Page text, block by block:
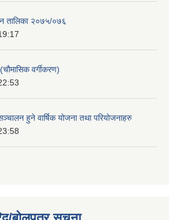
तालिका २०७५/०७६
वर्गीकरण)
हुने वार्षिक योजना तथा परियोजनाहरु